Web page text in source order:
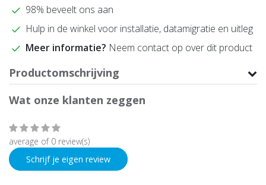
98% beveelt ons aan
Hulp in de winkel voor installatie, datamigratie en uitleg
Meer informatie? Neem contact op over dit product
Productomschrijving
Wat onze klanten zeggen
average of 0 review(s)
Schrijf je eigen review